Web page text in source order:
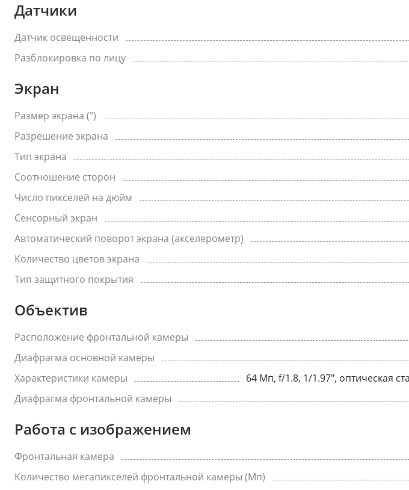
Датчики
Датчик освещенности
Разблокировка по лицу
Экран
Размер экрана (")
Разрешение экрана
Тип экрана
Соотношение сторон
Число пикселей на дюйм
Сенсорный экран
Автоматический поворот экрана (акселерометр)
Количество цветов экрана
Тип защитного покрытия
Объектив
Расположение фронтальной камеры
Диафрагма основной камеры
Характеристики камеры
64 Мп, f/1.8, 1/1.97", оптическая
Диафрагма фронтальной камеры
Работа с изображением
Фронтальная камера
Количество мегапикселей фронтальной камеры (Мп)